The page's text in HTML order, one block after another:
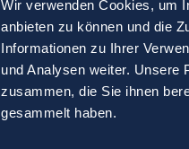
Wir verwenden Cookies, um
anbieten zu können und die
Informationen zu Ihrer
und Analysen weiter. Unsere
zusammen, die Sie ihnen
gesammelt haben.